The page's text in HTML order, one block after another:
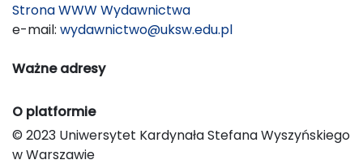
Strona WWW Wydawnictwa
e-mail: wydawnictwo@uksw.edu.pl
Ważne adresy
O platformie
© 2023 Uniwersytet Kardynała Stefana Wyszyńskiego
w Warszawie